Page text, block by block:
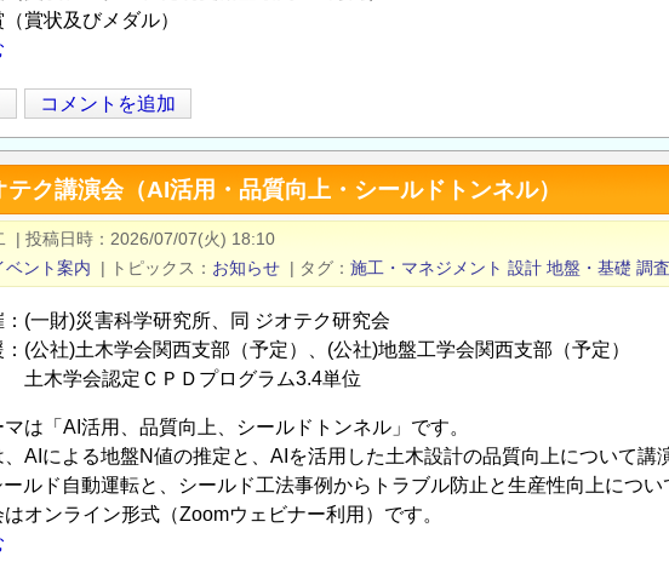
状及びメダル）
コメントを追加
ク講演会（AI活用・品質向上・シールドトンネル）
| 投稿日時
2026/07/07(火) 18:10
ベント案内 | トピックス お知らせ | タグ 施工・マネジメント 設計 地盤・基礎 調
：(一財)災害科学研究所、同 ジオテク研究会
：(公社)土木学会関西支部（予定）、(公社)地盤工学会関西支部（予定）
学会認定ＣＰＤプログラム3.4単位
は「AI活用、品質向上、シールドトンネル」です。
AIによる地盤N値の推定と、AIを活用した土木設計の品質向上について講
ルド自動運転と、シールド工法事例からトラブル防止と生産性向上につい
オンライン形式（Zoomウェビナー利用）です。